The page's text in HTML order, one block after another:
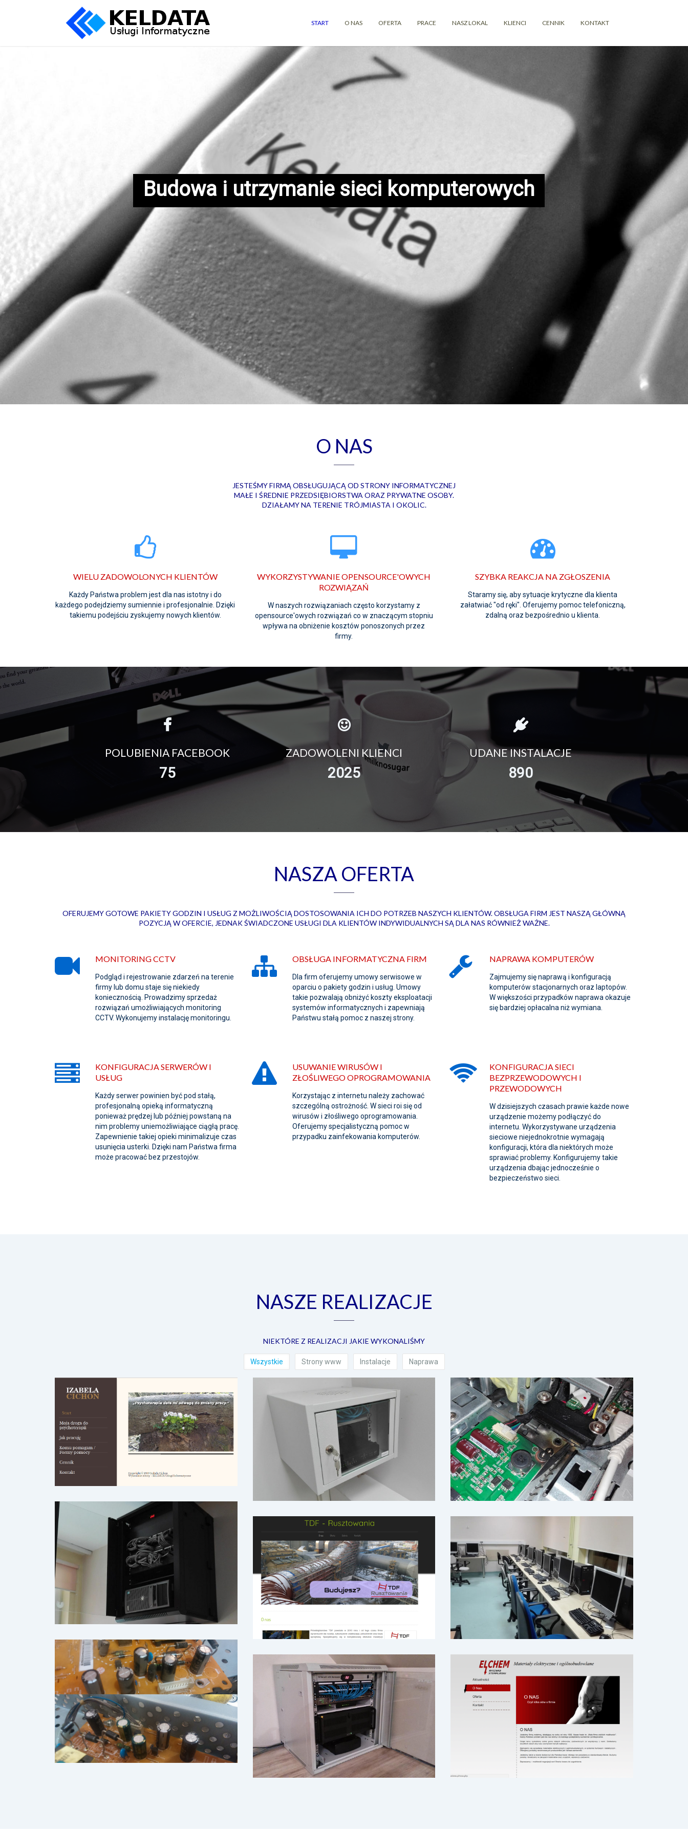
START O NAS OFERTA PRACE NASZ LOKAL KLIENCI CENNIK KONTAKT
Budowa i utrzymanie sieci komputerowych
O NAS
JESTEŚMY FIRMĄ OBSŁUGUJĄCĄ OD STRONY INFORMATYCZNEJ
MAŁE I ŚREDNIE PRZEDSIĘBIORSTWA ORAZ PRYWATNE OSOBY.
DZIAŁAMY NA TERENIE TRÓJMIASTA I OKOLIC.
WIELU ZADOWOLONYCH KLIENTÓW
Każdy Państwa problem jest dla nas istotny i do
każdego podejdziemy sumiennie i profesjonalnie. Dzięki
takiemu podejściu zyskujemy nowych klientów.
WYKORZYSTYWANIE OPENSOURCE'OWYCH
ROZWIĄZAŃ
W naszych rozwiązaniach często korzystamy z
opensource'owych rozwiązań co w znaczącym stopniu
wpływa na obniżenie kosztów ponoszonych przez
firmy.
SZYBKA REAKCJA NA ZGŁOSZENIA
Staramy się, aby sytuacje krytyczne dla klienta
załatwiać "od ręki". Oferujemy pomoc telefoniczną,
zdalną oraz bezpośrednio u klienta.
POLUBIENIA FACEBOOK
75
ZADOWOLENI KLIENCI
2025
UDANE INSTALACJE
890
NASZA OFERTA
OFERUJEMY GOTOWE PAKIETY GODZIN I USŁUG Z MOŻLIWOŚCIĄ DOSTOSOWANIA ICH DO POTRZEB NASZYCH KLIENTÓW. OBSŁUGA FIRM JEST NASZĄ GŁÓWNĄ
POZYCJĄ W OFERCIE, JEDNAK ŚWIADCZONE USŁUGI DLA KLIENTÓW INDYWIDUALNYCH SĄ DLA NAS RÓWNIEŻ WAŻNE.
MONITORING CCTV
Podgląd i rejestrowanie zdarzeń na terenie
firmy lub domu staje się niekiedy
koniecznością. Prowadzimy sprzedaż
rozwiązań umożliwiających monitoring
CCTV. Wykonujemy instalację monitoringu.
OBSŁUGA INFORMATYCZNA FIRM
Dla firm oferujemy umowy serwisowe w
oparciu o pakiety godzin i usług. Umowy
takie pozwalają obniżyć koszty eksploatacji
systemów informatycznych i zapewniają
Państwu stałą pomoc z naszej strony.
NAPRAWA KOMPUTERÓW
Zajmujemy się naprawą i konfiguracją
komputerów stacjonarnych oraz laptopów.
W większości przypadków naprawa okazuje
się bardziej opłacalna niż wymiana.
KONFIGURACJA SERWERÓW I
USŁUG
Każdy serwer powinien być pod stałą,
profesjonalną opieką informatyczną
ponieważ prędzej lub później powstaną na
nim problemy uniemożliwiające ciągłą pracę.
Zapewnienie takiej opieki minimalizuje czas
usunięcia usterki. Dzięki nam Państwa firma
może pracować bez przestojów.
USUWANIE WIRUSÓW I
ZŁOŚLIWEGO OPROGRAMOWANIA
Korzystając z internetu należy zachować
szczególną ostrożność. W sieci roi się od
wirusów i złośliwego oprogramowania.
Oferujemy specjalistyczną pomoc w
przypadku zainfekowania komputerów.
KONFIGURACJA SIECI
BEZPRZEWODOWYCH I
PRZEWODOWYCH
W dzisiejszych czasach prawie każde nowe
urządzenie możemy podłączyć do
internetu. Wykorzystywane urządzenia
sieciowe niejednokrotnie wymagają
konfiguracji, która dla niektórych może
sprawiać problemy. Konfigurujemy takie
urządzenia dbając jednocześnie o
bezpieczeństwo sieci.
NASZE REALIZACJE
NIEKTÓRE Z REALIZACJI JAKIE WYKONALIŚMY
Wszystkie Strony www Instalacje Naprawa
www.psychoterapia-gdańsk.com.pl
www.tdf-rusztowania.pl
www.elchem-braniewo.pl